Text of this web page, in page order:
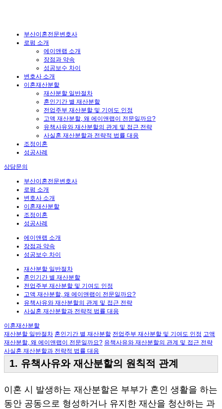
부산이혼전문변호사
로펌 소개
에이앤랩 소개
장점과 약속
성공보수 차이
변호사 소개
이혼재산분할
재산분할 일반절차
혼인기간 별 재산분할
전업주부 재산분할 및 기여도 인정
고액 재산분할, 왜 에이앤랩이 전문일까요?
유책사유와 재산분할의 관계 및 접근 전략
사실혼 재산분할과 전략적 법률 대응
조정이혼
성공사례
상담문의
부산이혼전문변호사
로펌 소개
변호사 소개
이혼재산분할
조정이혼
성공사례
에이앤랩 소개
장점과 약속
성공보수 차이
재산분할 일반절차
혼인기간 별 재산분할
전업주부 재산분할 및 기여도 인정
고액 재산분할, 왜 에이앤랩이 전문일까요?
유책사유와 재산분할의 관계 및 접근 전략
사실혼 재산분할과 전략적 법률 대응
이혼재산분할
재산분할 일반절차 혼인기간 별 재산분할 전업주부 재산분할 및 기여도 인정 고액
재산분할, 왜 에이앤랩이 전문일까요? 유책사유와 재산분할의 관계 및 접근 전략
사실혼 재산분할과 전략적 법률 대응
1. 유책사유와 재산분할의 원칙적 관계
이혼 시 발생하는 재산분할은 부부가 혼인 생활을 하는
동안 공동으로 형성하거나 유지한 재산을 청산하는 과